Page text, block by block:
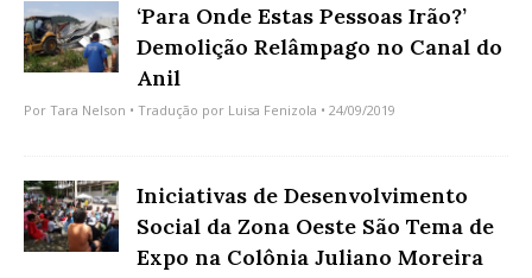
‘Para Onde Estas Pessoas Irão?’
Demolição Relâmpago no Canal do
Anil
Por Tara Nelson • Tradução por Luisa Fenizola • 24/09/2019
Iniciativas de Desenvolvimento
Social da Zona Oeste São Tema de
Expo na Colônia Juliano Moreira